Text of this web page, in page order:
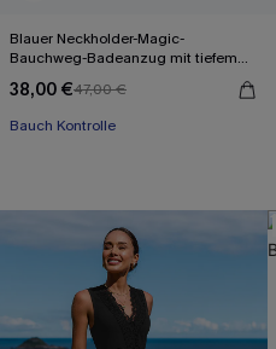
Blauer Neckholder-Magic-
Bauchweg-Badeanzug mit tiefem
38,00 €47,00 €
Bauch Kontrolle